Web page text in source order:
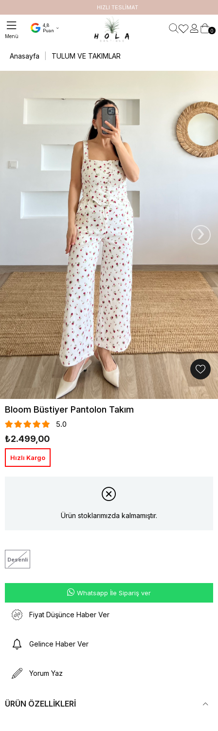
HIZLI TESLİMAT
4,8
Puan
0
Anasayfa TULUM VE TAKIMLAR
›
Bloom Büstiyer Pantolon Takım
5.0
₺2.499,00
Hızlı Kargo
Ürün stoklarımızda kalmamıştır.
Desenli
Whatsapp İle Sipariş ver
Fiyat Düşünce Haber Ver
Gelince Haber Ver
Yorum Yaz
ÜRÜN ÖZELLIKLERI